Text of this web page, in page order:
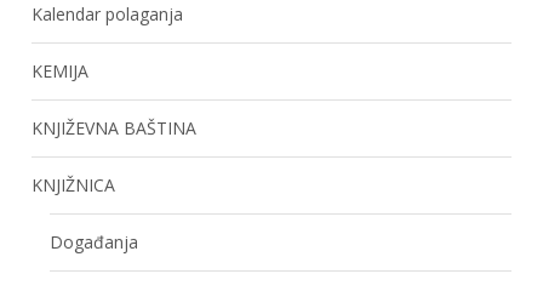
Kalendar polaganja
KEMIJA
KNJIŽEVNA BAŠTINA
KNJIŽNICA
Događanja